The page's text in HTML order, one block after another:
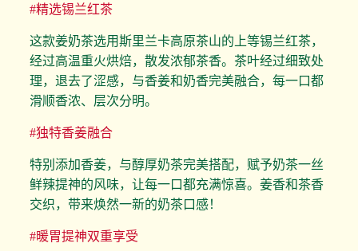
#精选锡兰红茶
这款姜奶茶选用斯里兰卡高原茶山的上等锡兰红茶，
经过高温重火烘焙，散发浓郁茶香。茶叶经过细致处
理，退去了涩感，与香姜和奶香完美融合，每一口都
滑顺香浓、层次分明。
#独特香姜融合
特别添加香姜，与醇厚奶茶完美搭配，赋予奶茶一丝
鲜辣提神的风味，让每一口都充满惊喜。姜香和茶香
交织，带来焕然一新的奶茶口感！
#暖胃提神双重享受